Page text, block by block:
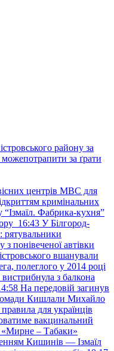
району за
можепотрапити за ґрати
центрів МВС для
кримінальних
“Ізмаїл. Фабрика-кухня”
16:43 У Білгород-
рятувальники
понівеченої автівки
вшанували
полеглого у 2014 році
з балкона
На передовій загинув
Кишлали Михайло
для українців
вакцинальний
«Мирне – Табаки»
Кишинів — Ізмаїл